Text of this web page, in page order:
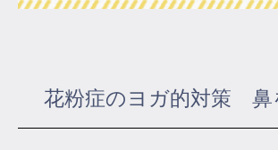
yoggy mommy
花粉症のヨガ的対策 鼻